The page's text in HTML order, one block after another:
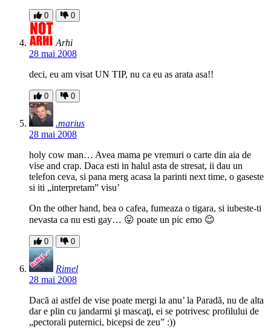
0 0
Arhi
28 mai 2008
deci, eu am visat UN TIP, nu ca eu as arata asa!!
0 0
.marius
28 mai 2008
holy cow man… Avea mama pe vremuri o carte din aia de
vise and crap. Daca esti in halul asta de stresat, ii dau un
telefon ceva, si pana merg acasa la parinti next time, o gaseste
si iti „interpretam” visu’
On the other hand, bea o cafea, fumeaza o tigara, si iubeste-ti
nevasta ca nu esti gay… 😛 poate un pic emo 😉
0 0
Rimel
28 mai 2008
Dacă ai astfel de vise poate mergi la anu’ la Paradă, nu de alta
dar e plin cu jandarmi şi mascaţi, ei se potrivesc profilului de
„pectorali puternici, bicepsi de zeu” :))